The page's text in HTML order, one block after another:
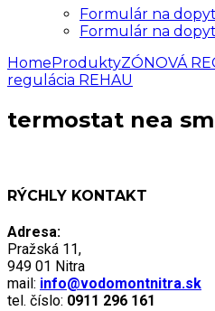
Formulár na
Formulár na
HomeProduktyZÓNOVÁ
regulácia REHAU
termostat nea
RÝCHLY KONTAKT
Adresa:
Pražská 11,
949 01 Nitra
mail: info@vodomontnitra.sk
tel. číslo: 0911 296 161